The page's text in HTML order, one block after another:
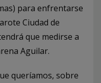
para enfrentarse
Ciudad de
que medirse a
Aguilar.
queríamos, sobre